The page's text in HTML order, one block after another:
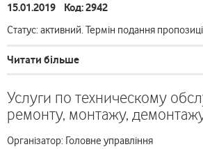
15.01.2019 Код: 2942
Статус: активний. Термін подання
Читати більше
Услуги по техническому
ремонту, монтажу,
Організатор: Головне управління